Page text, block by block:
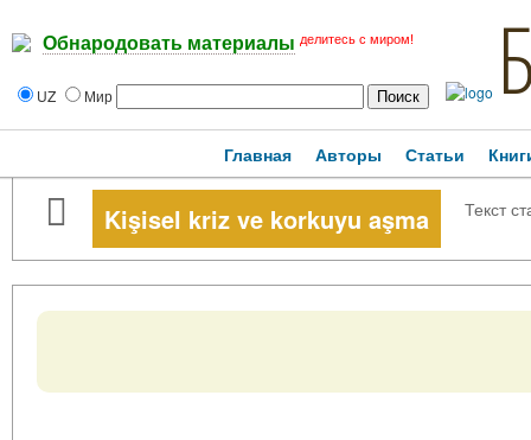
Обнародовать материалы делитесь с миром!
UZ Мир
Главная Авторы Статьи
Kişisel kriz ve korkuyu aşma Текст